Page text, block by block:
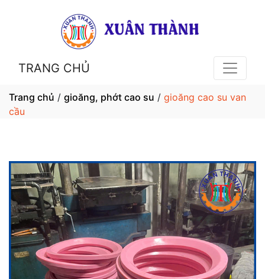
TRANG CHỦ
Trang chủ / gioăng, phớt cao su / gioăng cao su van
cầu